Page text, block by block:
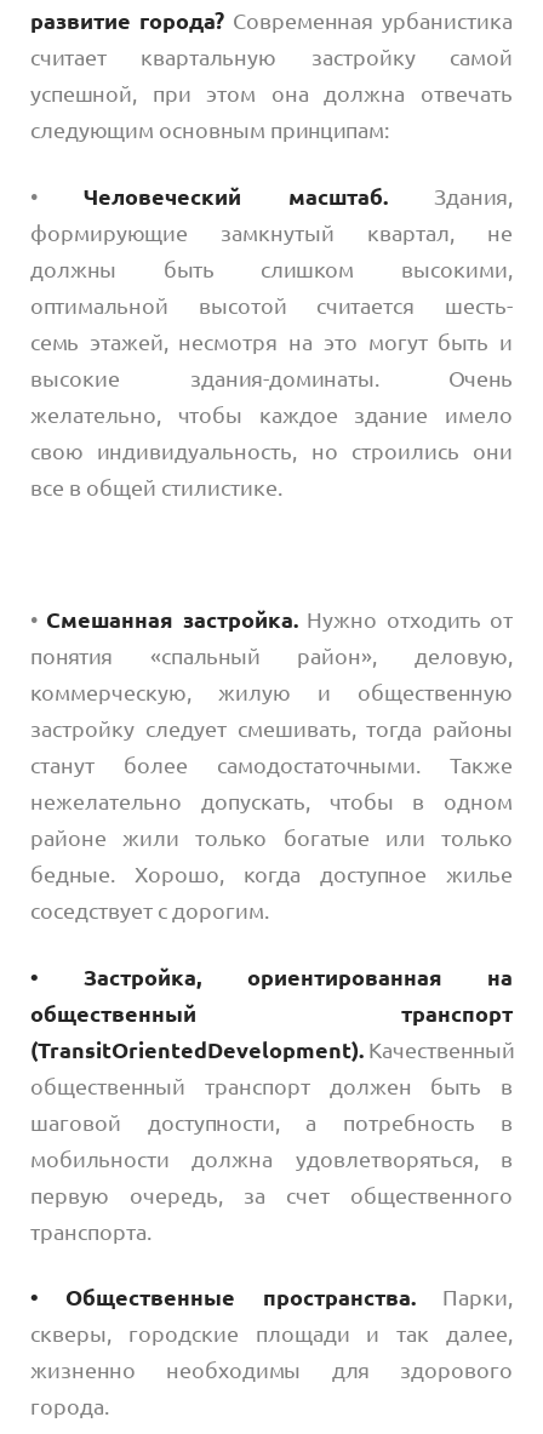
развитие города? Современная урбанистика
считает квартальную застройку самой
успешной, при этом она должна отвечать
следующим основным принципам:
• Человеческий масштаб.Здания,
формирующие замкнутый квартал, не
должны быть слишком высокими,
оптимальной высотой считается шесть-
семь этажей, несмотря на это могут быть и
высокие здания-доминаты. Очень
желательно, чтобы каждое здание имело
свою индивидуальность, но строились они
все в общей стилистике.
• Смешанная застройка.Нужно отходить от
понятия «спальный район», деловую,
коммерческую, жилую и общественную
застройку следует смешивать, тогда районы
станут более самодостаточными. Также
нежелательно допускать, чтобы в одном
районе жили только богатые или только
бедные. Хорошо, когда доступное жилье
соседствует с дорогим.
• Застройка, ориентированная на
общественный транспорт
(TransitOrientedDevelopment). Качественный
общественный транспорт должен быть в
шаговой доступности, а потребность в
мобильности должна удовлетворяться, в
первую очередь, за счет общественного
транспорта.
• Общественные пространства.Парки,
скверы, городские площади и так далее,
жизненно необходимы для здорового
города.